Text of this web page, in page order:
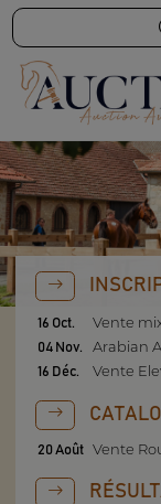
16 Oct. Vente
04 Nov. Arabian
16 Déc. Vente
20 Août Vente